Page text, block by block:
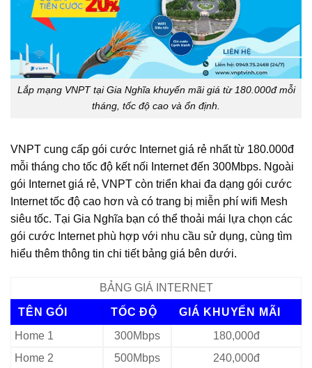
Lắp mạng VNPT tại Gia Nghĩa khuyến mãi giá từ 180.000đ mỗi
tháng, tốc độ cao và ổn định.
VNPT cung cấp gói cước Internet giá rẻ nhất từ 180.000đ
mỗi tháng cho tốc độ kết nối Internet đến 300Mbps. Ngoài
gói Internet giá rẻ, VNPT còn triển khai đa dạng gói cước
Internet tốc độ cao hơn và có trang bị miễn phí wifi Mesh
siêu tốc. Tại Gia Nghĩa bạn có thể thoải mái lựa chọn các
gói cước Internet phù hợp với nhu cầu sử dụng, cùng tìm
hiểu thêm thông tin chi tiết bảng giá bên dưới.
BẢNG GIÁ INTERNET
TÊN GÓI TỐC ĐỘ
GIÁ KHUYẾN MÃI
Home 1
300Mbps
180,000đ
Home 2
500Mbps
240,000đ